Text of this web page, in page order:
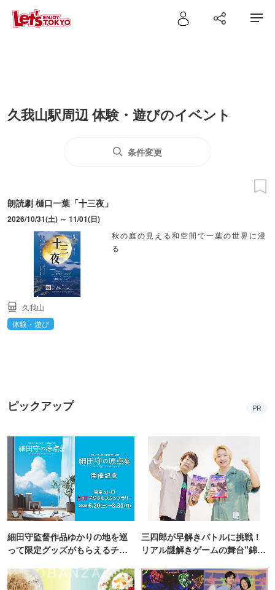
久我山駅周辺 体験・遊びのイベント
条件変更
朗読劇 樋口一葉「十三夜」
2026/10/31(土) ～ 11/01(日)
秋の庭の見える和空間で一葉の世界に浸
る
久我山
体験・遊び
ピックアップ PR
細田守監督作品ゆかりの地を巡
って限定グッズがもらえるチャ
三四郎が早解きバトルに挑戦！
リアル謎解きゲームの舞台"錦糸